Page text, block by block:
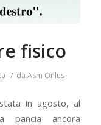
fisico
/ da Asm Onlus
in agosto, al
pancia ancora